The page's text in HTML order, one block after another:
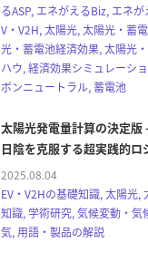
るASP, エネがえるBiz, エネ
V・V2H, 太陽光, 太陽光・蓄
光・蓄電池経済効果, 太陽光
ハウ, 経済効果シミュレーシ
ボンニュートラル, 蓄電池
太陽光発電量計算の決定版
日陰を克服する超実践的ロ
2025.08.04
EV・V2Hの基礎知識, 太陽光,
知識, 学術研究, 気候変動・気
気, 用語・製品の解説